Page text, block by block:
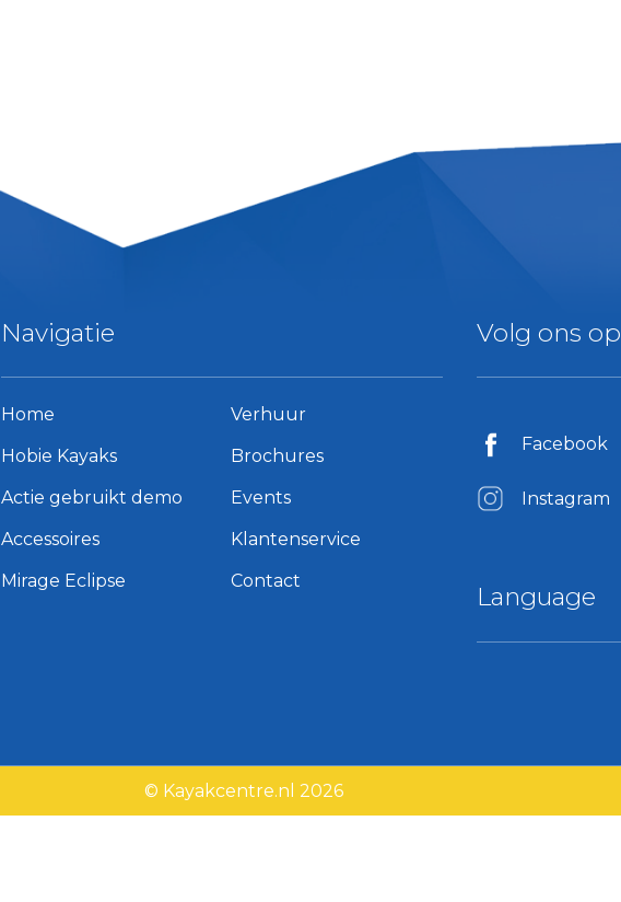
Navigatie
Home
Hobie Kayaks
Actie gebruikt demo
Accessoires
Mirage Eclipse
Verhuur
Brochures
Events
Klantenservice
Contact
Volg ons op
Facebook
Instagram
Language
© Kayakcentre.nl 2026